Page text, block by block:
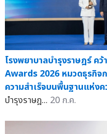
โรงพยาบาลบำรุงราษฎร์
Awards 2026 หมวดธุรกิจ
ความสำเร็จบนพื้นฐานแห่งค
บำรุงราษฎ... 20 ก.ค.